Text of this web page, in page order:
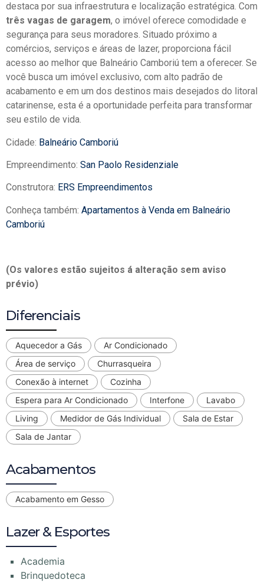
destaca por sua infraestrutura e localização estratégica. Com
três vagas de garagem, o imóvel oferece comodidade e
segurança para seus moradores. Situado próximo a
comércios, serviços e áreas de lazer, proporciona fácil
acesso ao melhor que Balneário Camboriú tem a oferecer. Se
você busca um imóvel exclusivo, com alto padrão de
acabamento e em um dos destinos mais desejados do litoral
catarinense, esta é a oportunidade perfeita para transformar
seu estilo de vida.
Cidade: Balneário Camboriú
Empreendimento: San Paolo Residenziale
Construtora: ERS Empreendimentos
Conheça também: Apartamentos à Venda em Balneário
Camboriú
(Os valores estão sujeitos á alteração sem aviso
prévio)
Diferenciais
Aquecedor a Gás
Ar Condicionado
Área de serviço
Churrasqueira
Conexão à internet
Cozinha
Espera para Ar Condicionado
Interfone
Lavabo
Living
Medidor de Gás Individual
Sala de Estar
Sala de Jantar
Acabamentos
Acabamento em Gesso
Lazer & Esportes
Academia
Brinquedoteca